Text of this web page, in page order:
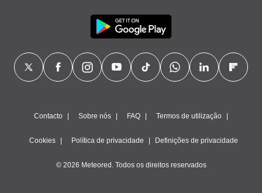
Contacto Sobre nós FAQ Termos de utilização
Cookies Política de privacidade Definições de privacidade
© 2026 Meteored. Todos os direitos reservados